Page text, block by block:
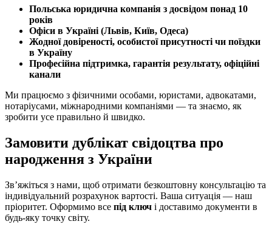
Польська юридична компанія з досвідом понад 10
років
Офіси в Україні (Львів, Київ, Одеса)
Жодної довіреності, особистої присутності чи поїздки
в Україну
Професійна підтримка, гарантія результату, офіційні
канали
Ми працюємо з фізичними особами, юристами, адвокатами,
нотаріусами, міжнародними компаніями — та знаємо, як
зробити усе правильно й швидко.
Замовити дублікат свідоцтва про
народження з України
Зв’яжіться з нами, щоб отримати безкоштовну консультацію та
індивідуальний розрахунок вартості. Ваша ситуація — наш
пріоритет. Оформимо все під ключ і доставимо документи в
будь-яку точку світу.